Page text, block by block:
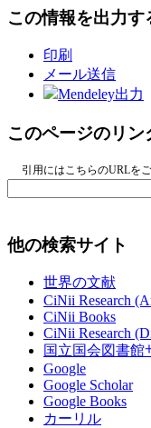
この情報を出力す
印刷
メール送信
Mendeley出力
このページのリン
引用にはこちらのURLを
他の検索サイト
世界の文献
CiNii Research
CiNii Books
CiNii Research
国立国会図書館
Google
Google Scholar
Google Books
カーリル